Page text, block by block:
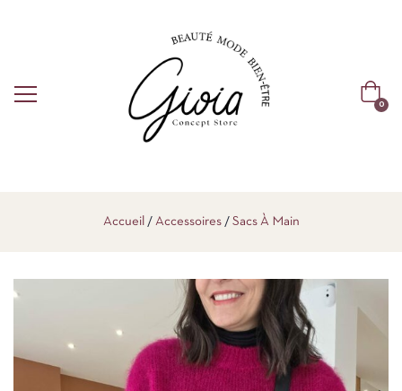
0
Accueil Accessoires Sacs À Main